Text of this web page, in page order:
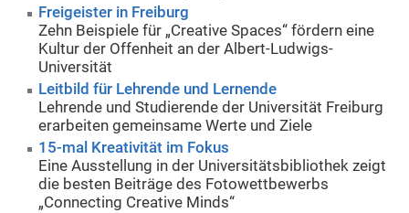
Freigeister in Freiburg
Zehn Beispiele für „Creative Spaces“ fördern eine
Kultur der Offenheit an der Albert-Ludwigs-
Universität
Leitbild für Lehrende und Lernende
Lehrende und Studierende der Universität Freiburg
erarbeiten gemeinsame Werte und Ziele
15-mal Kreativität im Fokus
Eine Ausstellung in der Universitätsbibliothek zeigt
die besten Beiträge des Fotowettbewerbs
„Connecting Creative Minds“